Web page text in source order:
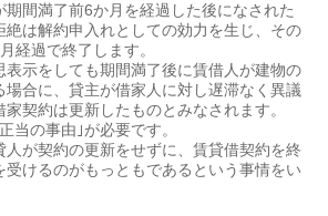
間満了前6か月を経過した後になされた
絶は解約申入れとしての効力を生じ、その
経過で終了します。
表示をしても期間満了後に賃借人が建物の
場合に、貸主が借家人に対し遅滞なく異議
契約は更新したものとみなされます。
当の事由｣が必要です。
人が契約の更新をせずに、賃貸借契約を終
受けるのがもっともであるという事情をい